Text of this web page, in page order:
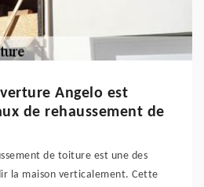
Angelo est
de rehaussement de
de toiture est une des
la maison verticalement. Cette